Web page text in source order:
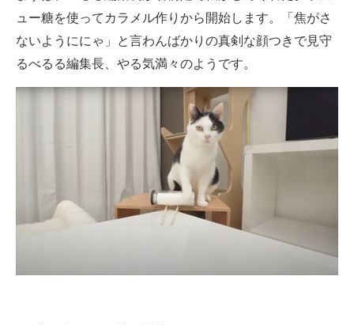
ュー糖を使ってカラメル作りから開始します。「焦がさ
ないようににゃ」と言わんばかりの真剣な顔つきで見守
るべるる編集長、やる気満々のようです。